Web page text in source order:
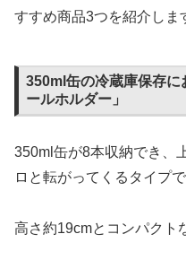
すすめ商品3つを紹介しま
350ml缶の冷蔵庫保存に
ールホルダー」
350ml缶が8本収納でき、
ロと転がってくるタイプで
高さ約19cmとコンパク